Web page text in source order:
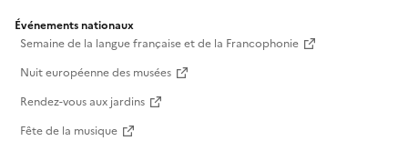
Événements nationaux
Semaine de la langue française et de la Francophonie
Nuit européenne des musées
Rendez-vous aux jardins
Fête de la musique